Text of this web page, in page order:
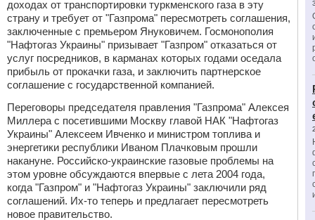
доходах от транспортировки туркменского газа в эту
страну и требует от "Газпрома" пересмотреть соглашения,
заключенные с премьером Януковичем. Госмонополия
"Нафтогаз Украины" призывает "Газпром" отказаться от
услуг посредников, в карманах которых годами оседала
прибыль от прокачки газа, и заключить партнерское
соглашение с государственной компанией.
Переговоры председателя правления "Газпрома" Алексея
Миллера с посетившими Москву главой НАК "Нафтогаз
Украины" Алексеем Ивченко и министром топлива и
энергетики республики Иваном Плачковым прошли
накануне. Российско-украинские газовые проблемы на
этом уровне обсуждаются впервые с лета 2004 года,
когда "Газпром" и "Нафтогаз Украины" заключили ряд
соглашений. Их-то теперь и предлагает пересмотреть
новое правительство.